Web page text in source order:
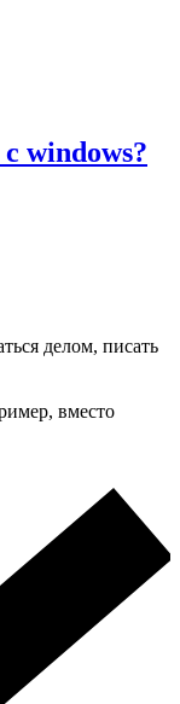
windows?
делом, писать
вместо